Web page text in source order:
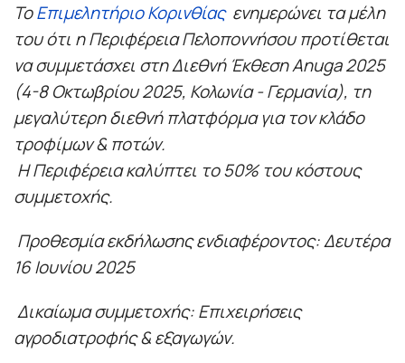
ΤοΕπιμελητήριο Κορινθίας ενημερώνει τα μέλη
του ότι η Περιφέρεια Πελοποννήσου προτίθεται
να συμμετάσχει στη Διεθνή Έκθεση Anuga 2025
(4-8 Οκτωβρίου 2025, Κολωνία - Γερμανία), τη
μεγαλύτερη διεθνή πλατφόρμα για τον κλάδο
τροφίμων & ποτών.
Η Περιφέρεια καλύπτει το 50% του κόστους
συμμετοχής.
Προθεσμία εκδήλωσης ενδιαφέροντος: Δευτέρα
16 Ιουνίου 2025
Δικαίωμα συμμετοχής: Επιχειρήσεις
αγροδιατροφής & εξαγωγών.